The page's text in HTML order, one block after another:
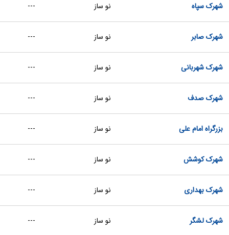
شهرک سپاه نو ساز ---
شهرک صابر نو ساز ---
شهرک شهربانی نو ساز ---
شهرک صدف نو ساز ---
بزرگراه امام علی نو ساز ---
شهرک کوشش نو ساز ---
شهرک بهداری نو ساز ---
شهرک لشگر نو ساز ---